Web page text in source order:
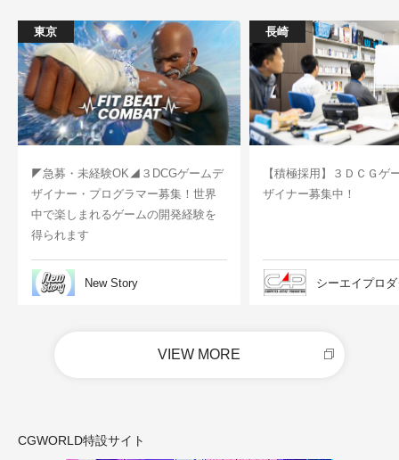
東京
◤急募・未経験OK◢３DCGゲームデ
ザイナー・プログラマー募集！世界
中で楽しまれるゲームの開発経験を
得られます
New Story
長崎
【積極採用】３ＤＣＧゲ
ザイナー募集中！
シーエイプロ
VIEW MORE
CGWORLD特設サイト